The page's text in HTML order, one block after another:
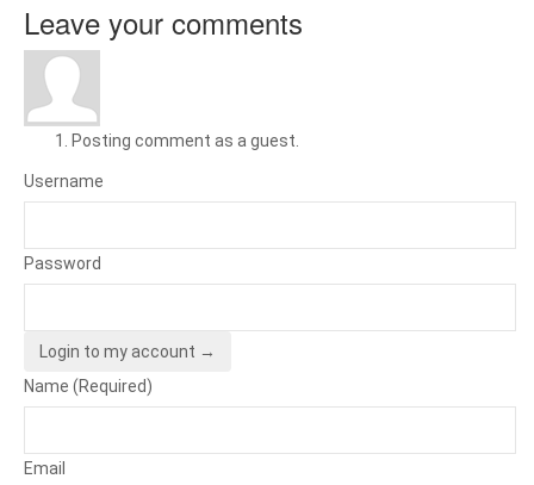
Leave your comments
Posting comment as a guest.
Username
Password
Login to my account →
Name (Required)
Email